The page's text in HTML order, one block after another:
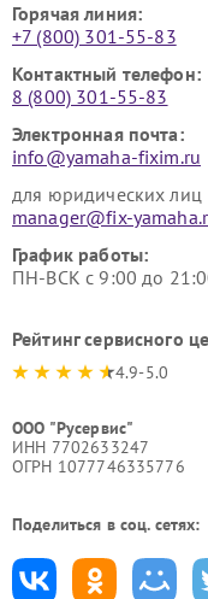
Горячая линия:
+7 (800) 301-55-83
Контактный телефон:
8 (800) 301-55-83
Электронная почта:
info@yamaha-fixim.ru
для юридических лиц
manager@fix-
График работы:
ПН-ВСК с 9:00 до
Рейтинг сервисного
4.9-5.0
ООО "Русервис"
ИНН 7702633247
ОГРН 1077746335776
Поделиться в соц. сетях: